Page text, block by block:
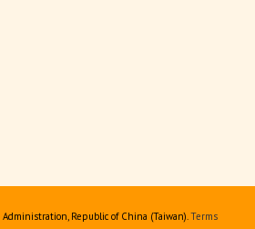
Republic of China (Taiwan).Terms